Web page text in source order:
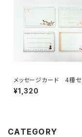
メッセージカード 4種セ
¥1,320
CATEGORY